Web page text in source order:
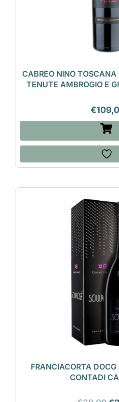
CABREO NINO TOSCANA
TENUTE AMBROGIO E
€
FRANCIACORTA DOCG
CONTADI